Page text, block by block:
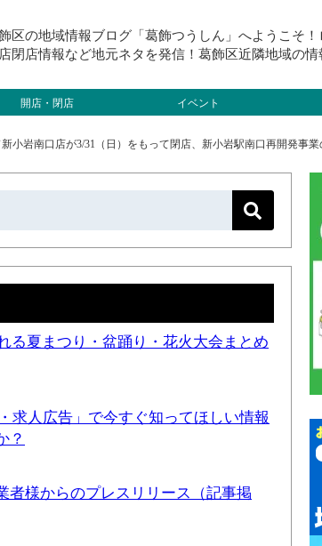
区の地域情報ブログ「葛飾つうしん」へようこそ
閉店情報など地元ネタを発信！葛飾区近隣地域の情
開店・閉店 イベント
小岩南口店が3/31（日）をもって閉店、新小岩駅南口再開発事
る夏まつり・盆踊り・花火大会まとめ
求人広告」で今すぐ知ってほしい情報
？
者様からのプレスリリース（記事掲